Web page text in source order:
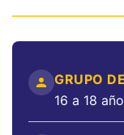
GRUPO
16 a 18